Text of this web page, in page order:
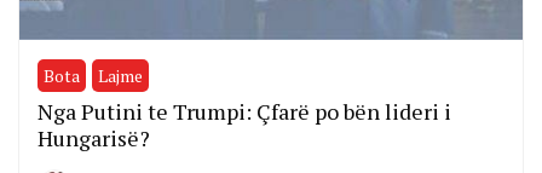
Bota Lajme
Nga Putini te Trumpi: Çfarë po bën lideri i
Hungarisë?